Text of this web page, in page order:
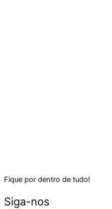
Fique por dentro de tudo!
Siga-nos